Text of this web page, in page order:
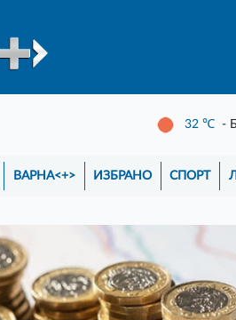
32 ℃ -
ВАРНА<+> ИЗБРАНО СПОРТ